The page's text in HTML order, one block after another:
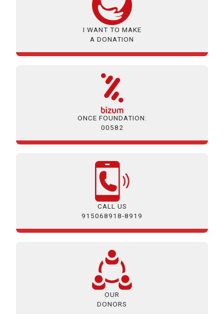
I WANT TO MAKE
A DONATION
ONCE FOUNDATION:
00582
CALL US
915068918-8919
OUR
DONORS